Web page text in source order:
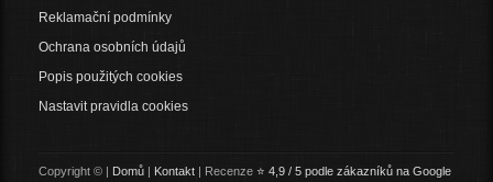
Reklamační podmínky
Ochrana osobních údajů
Popis použitých cookies
Nastavit pravidla cookies
Copyright © | Domů | Kontakt | Recenze ⭐ 4,9 / 5 podle zákazníků na Google